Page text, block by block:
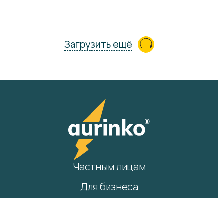
Загрузить ещё
Частным лицам
Для бизнеса